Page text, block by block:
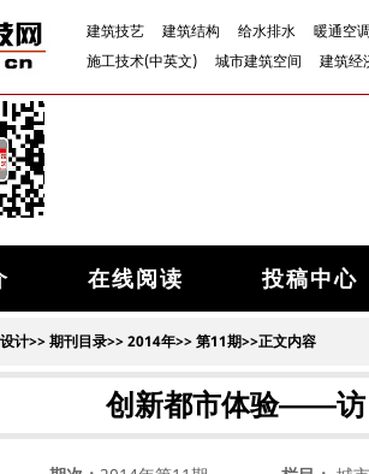
建筑技艺 建筑结构 给水排水 暖通空调
施工技术(中英文)
城市建筑空间 建筑经
在线阅读 投稿中心
计>>期刊目录>>2014年>>第11期>>正文内容
创新都市体验——